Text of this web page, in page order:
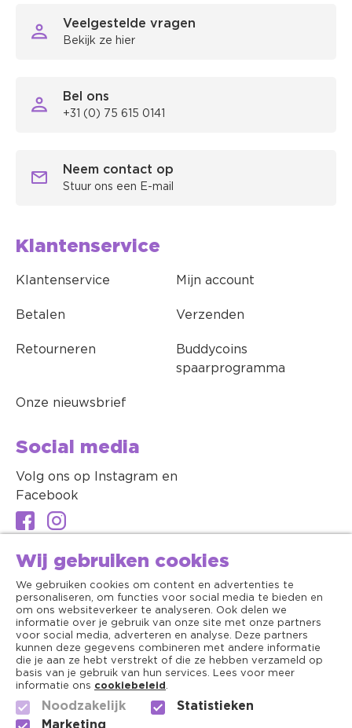
Veelgestelde vragen
Bekijk ze hier
Bel ons
+31 (0) 75 615 0141
Neem contact op
Stuur ons een E-mail
Klantenservice
Klantenservice Mijn account
Betalen Verzenden
Retourneren
Buddycoins
spaarprogramma
Onze nieuwsbrief
Social media
Volg ons op Instagram en
Facebook
Algemene voorwaarden
Wij gebruiken cookies
We gebruiken cookies om content en advertenties te
personaliseren, om functies voor social media te bieden en
om ons websiteverkeer te analyseren. Ook delen we
informatie over je gebruik van onze site met onze partners
voor social media, adverteren en analyse. Deze partners
kunnen deze gegevens combineren met andere informatie
die je aan ze hebt verstrekt of die ze hebben verzameld op
basis van je gebruik van hun services. Lees voor meer
informatie ons cookiebeleid .
Noodzakelijk
Statistieken
Marketing